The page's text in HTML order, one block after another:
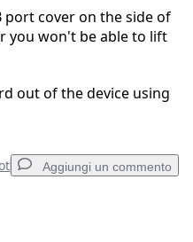
port cover on the side of
you won't be able to lift
out of the device using
Aggiungi un commento